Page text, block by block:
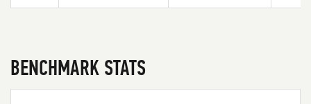
BENCHMARK STATS